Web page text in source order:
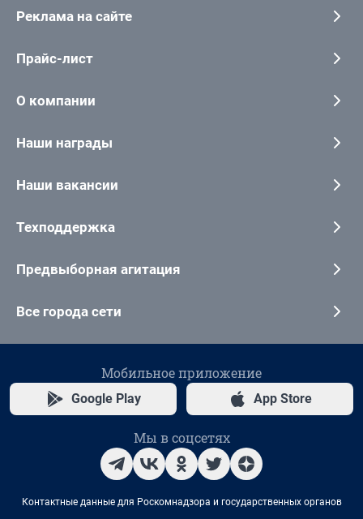
Реклама на сайте
Прайс-лист
О компании
Наши награды
Наши вакансии
Техподдержка
Предвыборная агитация
Все города сети
Мобильное приложение
Google Play App Store
Мы в соцсетях
Контактные данные для Роскомнадзора и государственных органов